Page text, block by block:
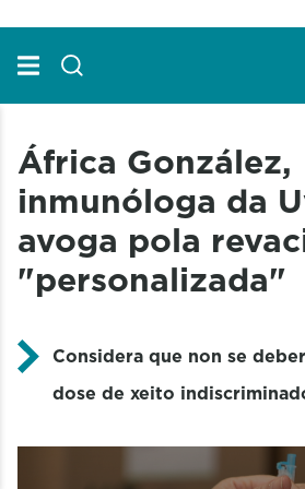
África González,
inmunóloga da
avoga pola
"personalizada"
Considera que non se
dose de xeito